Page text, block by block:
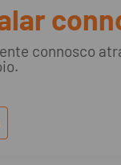
connosco